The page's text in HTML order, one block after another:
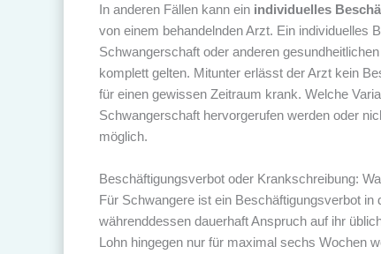
In anderen Fällen kann ein individuelles
von einem behandelnden Arzt. Ein individuelles
Schwangerschaft oder anderen
komplett gelten. Mitunter erlässt der Arzt kein
für einen gewissen Zeitraum krank. Welche
Schwangerschaft hervorgerufen werden oder
möglich.
Beschäftigungsverbot oder Krankschreibung:
Für Schwangere ist ein Beschäftigungsverbot
währenddessen dauerhaft Anspruch auf ihr
Lohn hingegen nur für maximal sechs Wochen